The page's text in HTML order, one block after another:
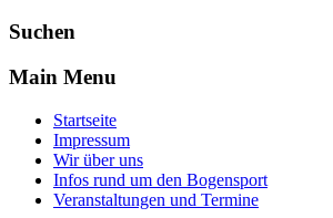
Suchen
Main Menu
Startseite
Impressum
Wir über uns
Infos rund um den Bogensport
Veranstaltungen und Termine